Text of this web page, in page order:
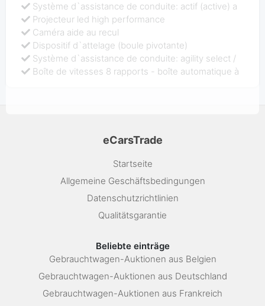
Système d`assistance de conduite: actif (active) a
Projecteur led high performance
Caméra aide au recul
Dispositif d`attelage (boule pivotante)
Système d`assistance de conduite: agility select /
Boîte de vitesses 8 rapports - boîte automatique à
eCarsTrade
Startseite
Allgemeine Geschäftsbedingungen
Datenschutzrichtlinien
Qualitätsgarantie
Beliebte einträge
Gebrauchtwagen-Auktionen aus Belgien
Gebrauchtwagen-Auktionen aus Deutschland
Gebrauchtwagen-Auktionen aus Frankreich